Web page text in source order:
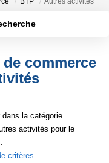
Plus de critères
commerce
la catégorie
activités pour le
critères.